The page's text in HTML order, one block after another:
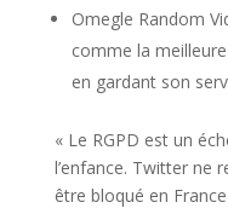
Omegle Random
comme la
en gardant son
« Le RGPD est un
l’enfance. Twitter ne
être bloqué en